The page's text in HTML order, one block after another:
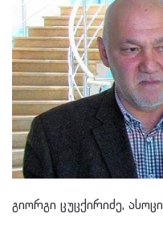
გიორგი ცუცქირიძე,